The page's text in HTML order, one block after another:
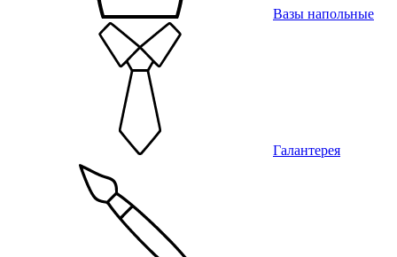
Вазы напольные
Галантерея